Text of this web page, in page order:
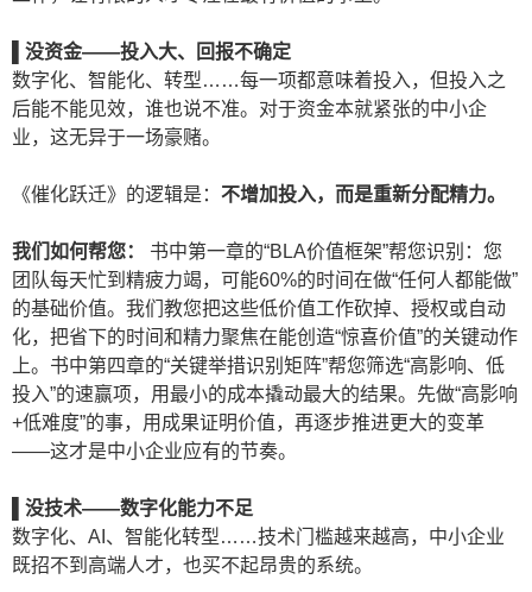
没资金——投入大、回报不确定
数字化、智能化、转型……每一项都意味着投入，但投入之
后能不能见效，谁也说不准。对于资金本就紧张的中小企
业，这无异于一场豪赌。
《催化跃迁》的逻辑是： 不增加投入，而是重新分配精力。
我们如何帮您：
书中第一章的“BLA价值框架”帮您识别：您
团队每天忙到精疲力竭，可能60%的时间在做“任何人都能做”
的基础价值。我们教您把这些低价值工作砍掉、授权或自动
化，把省下的时间和精力聚焦在能创造“惊喜价值”的关键动作
上。书中第四章的“关键举措识别矩阵”帮您筛选“高影响、低
投入”的速赢项，用最小的成本撬动最大的结果。先做“高影响
+低难度”的事，用成果证明价值，再逐步推进更大的变革
——这才是中小企业应有的节奏。
没技术——数字化能力不足
数字化、AI、智能化转型……技术门槛越来越高，中小企业
既招不到高端人才，也买不起昂贵的系统。